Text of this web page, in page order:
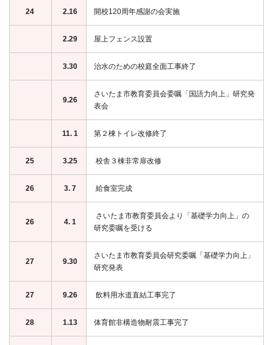
24 2.16 開校120周年感謝の会実施
2.29 屋上フェンス設置
3.30 治水のための校庭全面工事終了
9.26
さいたま市教育委員会委嘱「国語力向上」研究発
表会
11. 1 第２棟トイレ改修終了
25 3.25 校舎３棟非常扉改修
26 3. 7 給食室完成
26 4. 1
さいたま市教育委員会より「基礎学力向上」の
研究委嘱を受ける
27 9.30
さいたま市教育委員会研究委嘱「基礎学力向上」
研究発表
27 9.26 飲料用水道直結工事完了
28 1.13 体育館非構造物耐震工事完了